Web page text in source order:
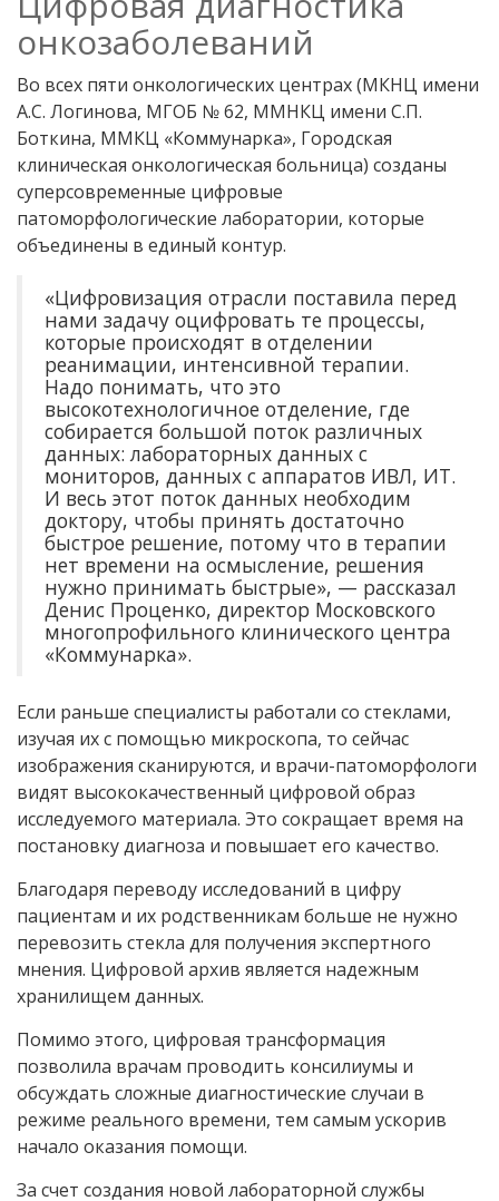
онкозаболеваний
Во всех пяти онкологических центрах (МКНЦ имени
А.С. Логинова, МГОБ № 62, ММНКЦ имени С.П.
Боткина, ММКЦ «Коммунарка», Городская
клиническая онкологическая больница) созданы
суперсовременные цифровые
патоморфологические лаборатории, которые
объединены в единый контур.
«Цифровизация отрасли поставила перед
нами задачу оцифровать те процессы,
которые происходят в отделении
реанимации, интенсивной терапии.
Надо понимать, что это
высокотехнологичное отделение, где
собирается большой поток различных
данных: лабораторных данных с
мониторов, данных с аппаратов ИВЛ, ИТ.
И весь этот поток данных необходим
доктору, чтобы принять достаточно
быстрое решение, потому что в терапии
нет времени на осмысление, решения
нужно принимать быстрые», — рассказал
Денис Проценко, директор Московского
многопрофильного клинического центра
«Коммунарка».
Если раньше специалисты работали со стеклами,
изучая их с помощью микроскопа, то сейчас
изображения сканируются, и врачи-патоморфологи
видят высококачественный цифровой образ
исследуемого материала. Это сокращает время на
постановку диагноза и повышает его качество.
Благодаря переводу исследований в цифру
пациентам и их родственникам больше не нужно
перевозить стекла для получения экспертного
мнения. Цифровой архив является надежным
хранилищем данных.
Помимо этого, цифровая трансформация
позволила врачам проводить консилиумы и
обсуждать сложные диагностические случаи в
режиме реального времени, тем самым ускорив
начало оказания помощи.
За счет создания новой лабораторной службы